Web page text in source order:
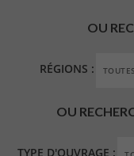
OU
RÉGIONS :
OU
TYPE D'OUVRAGE :